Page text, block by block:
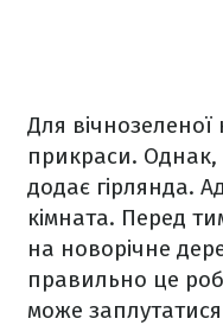
Для вічнозеленої
прикраси.
додає гірлянда.
кімната. Перед
на новорічне
правильно це
може